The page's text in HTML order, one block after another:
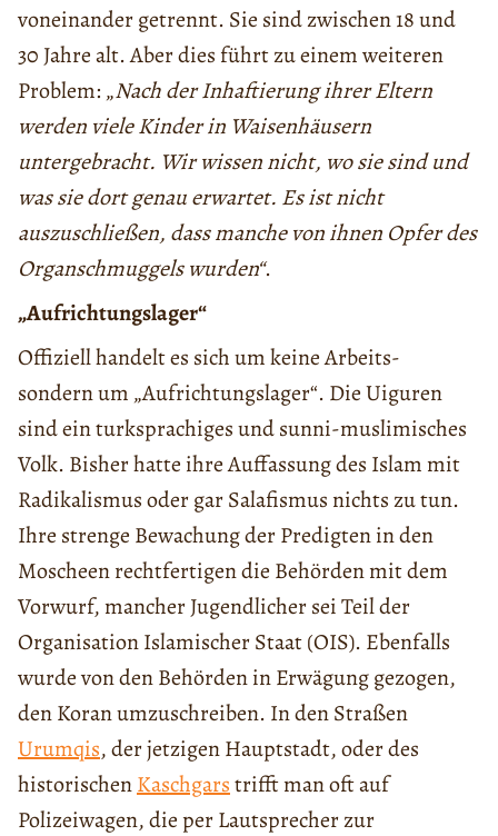
voneinander getrennt. Sie sind zwischen 18 und
30 Jahre alt. Aber dies führt zu einem weiteren
Problem: „Nach der Inhaftierung ihrer Eltern
werden viele Kinder in Waisenhäusern
untergebracht. Wir wissen nicht, wo sie sind und
was sie dort genau erwartet. Es ist nicht
auszuschließen, dass manche von ihnen Opfer des
Organschmuggels wurden“.
„Aufrichtungslager“
Offiziell handelt es sich um keine Arbeits-
sondern um „Aufrichtungslager“. Die Uiguren
sind ein turksprachiges und sunni-muslimisches
Volk. Bisher hatte ihre Auffassung des Islam mit
Radikalismus oder gar Salafismus nichts zu tun.
Ihre strenge Bewachung der Predigten in den
Moscheen rechtfertigen die Behörden mit dem
Vorwurf, mancher Jugendlicher sei Teil der
Organisation Islamischer Staat (OIS). Ebenfalls
wurde von den Behörden in Erwägung gezogen,
den Koran umzuschreiben. In den Straßen
Urumqis, der jetzigen Hauptstadt, oder des
historischenKaschgarstrifft man oft auf
Polizeiwagen, die per Lautsprecher zur